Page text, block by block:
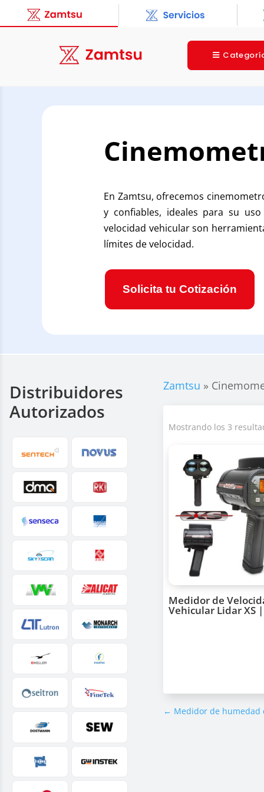
En Zamtsu, ofrecemos
y confiables, ideales para su
velocidad vehicular son
límites de velocidad.
Solicita tu Cotización
Distribuidores
Autorizados
Zamtsu »
Mostrando los 3
Medidor de
Vehicular Lidar XS |
← Medidor de humedad